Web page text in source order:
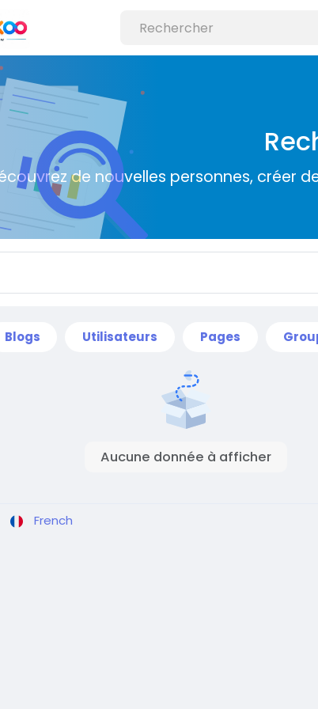
de nouvelles personnes, créer
Blogs Utilisateurs Pages
Aucune donnée à afficher
French